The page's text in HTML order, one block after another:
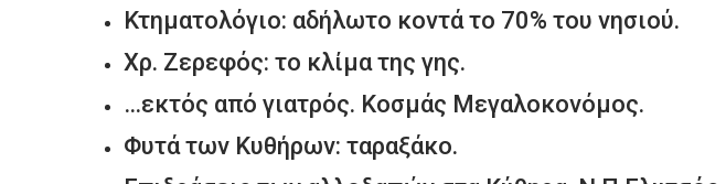
Κτηματολόγιο: αδήλωτο κοντά το 70% του νησιού.
Χρ. Ζερεφός: το κλίμα της γης.
…εκτός από γιατρός. Κοσμάς Μεγαλοκονόμος.
Φυτά των Κυθήρων: ταραξάκο.